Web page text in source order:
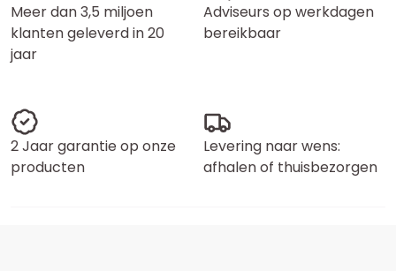
Meer dan 3,5 miljoen
klanten geleverd in 20
jaar
Adviseurs op werkdagen
bereikbaar
2 Jaar garantie op onze
producten
Levering naar wens:
afhalen of thuisbezorgen